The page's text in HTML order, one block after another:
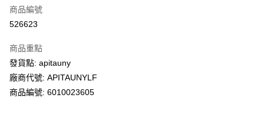
AlipayHK
WeChat Pay
送貨方式
商品編號
526623
商品重點
發貨點: apitauny
廠商代號: APITAUNYLF
商品編號: 6010023605